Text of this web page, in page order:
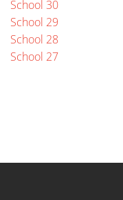
School 30
School 29
School 28
School 27